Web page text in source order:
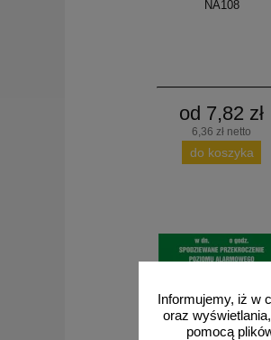
Informujemy, iż w
oraz
pomocą
NA108
od 7,82 zł
6,36 zł netto
do koszyka